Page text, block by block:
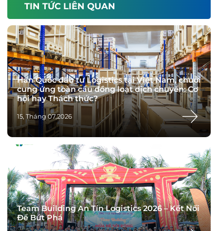
TIN TỨC LIÊN QUAN
Hàn Quốc đầu tư Logistics tại Việt Nam, chuỗi
cung ứng toàn cầu đồng loạt dịch chuyển: Cơ
hội hay Thách thức?
15, Tháng 07,2026
Team Building An Tín Logistics 2026 – Kết Nối
Để Bứt Phá